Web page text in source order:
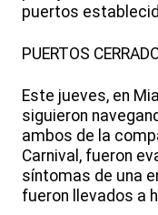
puertos
PUERTOS
Este jueves, en
siguieron
ambos de la
Carnival, fueron
síntomas de una
fueron llevados a